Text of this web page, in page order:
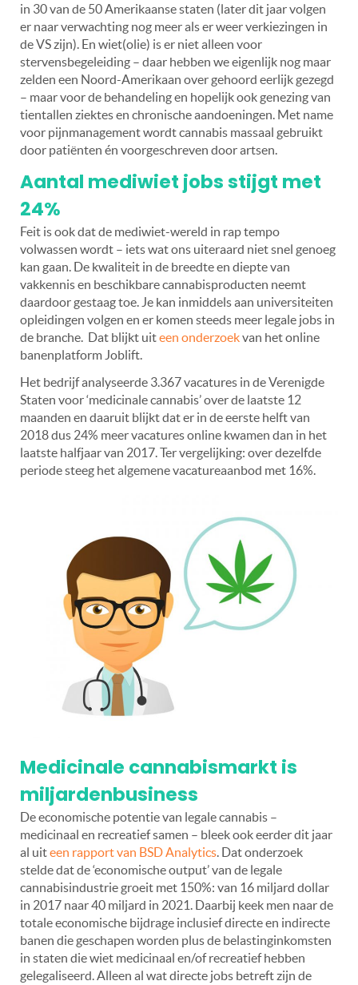
in 30 van de 50 Amerikaanse staten (later dit jaar volgen
er naar verwachting nog meer als er weer verkiezingen in
de VS zijn). En wiet(olie) is er niet alleen voor
stervensbegeleiding – daar hebben we eigenlijk nog maar
zelden een Noord-Amerikaan over gehoord eerlijk gezegd
– maar voor de behandeling en hopelijk ook genezing van
tientallen ziektes en chronische aandoeningen. Met name
voor pijnmanagement wordt cannabis massaal gebruikt
door patiënten én voorgeschreven door artsen.
Aantal mediwiet jobs stijgt met
24%
Feit is ook dat de mediwiet-wereld in rap tempo
volwassen wordt – iets wat ons uiteraard niet snel genoeg
kan gaan. De kwaliteit in de breedte en diepte van
vakkennis en beschikbare cannabisproducten neemt
daardoor gestaag toe. Je kan inmiddels aan universiteiten
opleidingen volgen en er komen steeds meer legale jobs in
de branche. Dat blijkt uiteen onderzoekvan het online
banenplatform Joblift.
Het bedrijf analyseerde 3.367 vacatures in de Verenigde
Staten voor ‘medicinale cannabis’ over de laatste 12
maanden en daaruit blijkt dat er in de eerste helft van
2018 dus 24% meer vacatures online kwamen dan in het
laatste halfjaar van 2017. Ter vergelijking: over dezelfde
periode steeg het algemene vacatureaanbod met 16%.
Medicinale cannabismarkt is
miljardenbusiness
De economische potentie van legale cannabis –
medicinaal en recreatief samen – bleek ook eerder dit jaar
al uiteen rapport van BSD Analytics. Dat onderzoek
stelde dat de ‘economische output’ van de legale
cannabisindustrie groeit met 150%: van 16 miljard dollar
in 2017 naar 40 miljard in 2021. Daarbij keek men naar de
totale economische bijdrage inclusief directe en indirecte
banen die geschapen worden plus de belastinginkomsten
in staten die wiet medicinaal en/of recreatief hebben
gelegaliseerd. Alleen al wat directe jobs betreft zijn de